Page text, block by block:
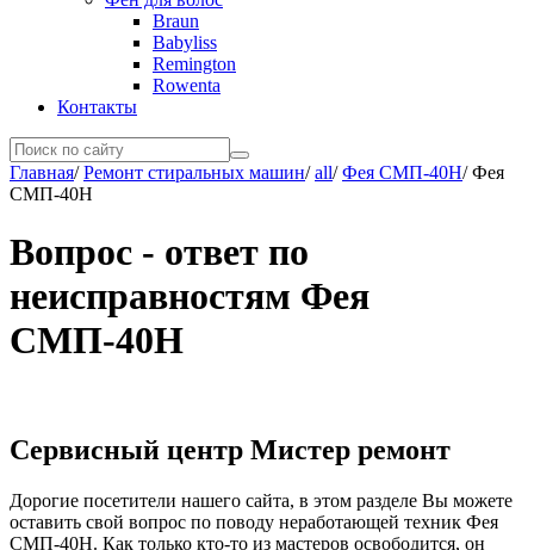
Braun
Babyliss
Remington
Rowenta
Контакты
Главная/Ремонт стиральных машин/all/Фея СМП-40Н/Фея
СМП-40Н
Вопрос - ответ по
неисправностям Фея
СМП-40Н
Сервисный центр Мистер ремонт
Дорогие посетители нашего сайта, в этом разделе Вы можете
оставить свой вопрос по поводу неработающей техник Фея
СМП-40Н. Как только кто-то из мастеров освободится, он